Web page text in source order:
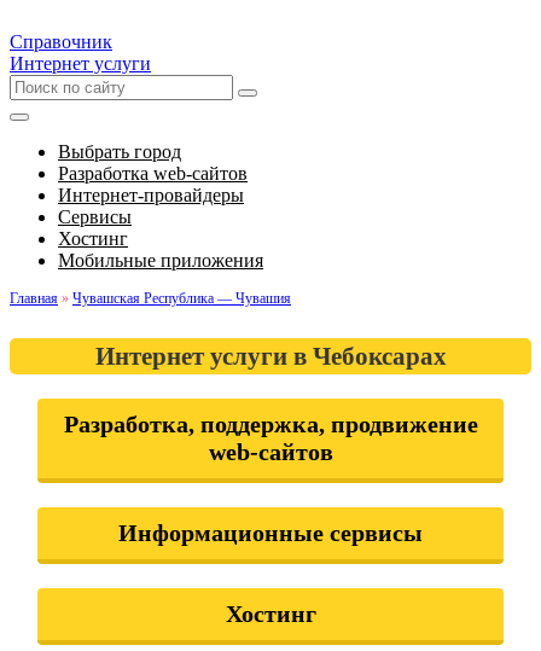
Справочник
Интернет услуги
Выбрать город
Разработка web-сайтов
Интернет-провайдеры
Сервисы
Хостинг
Мобильные приложения
Главная » Чувашская Республика — Чувашия
Интернет услуги в Чебоксарах
Разработка, поддержка, продвижение
web-сайтов
Информационные сервисы
Хостинг